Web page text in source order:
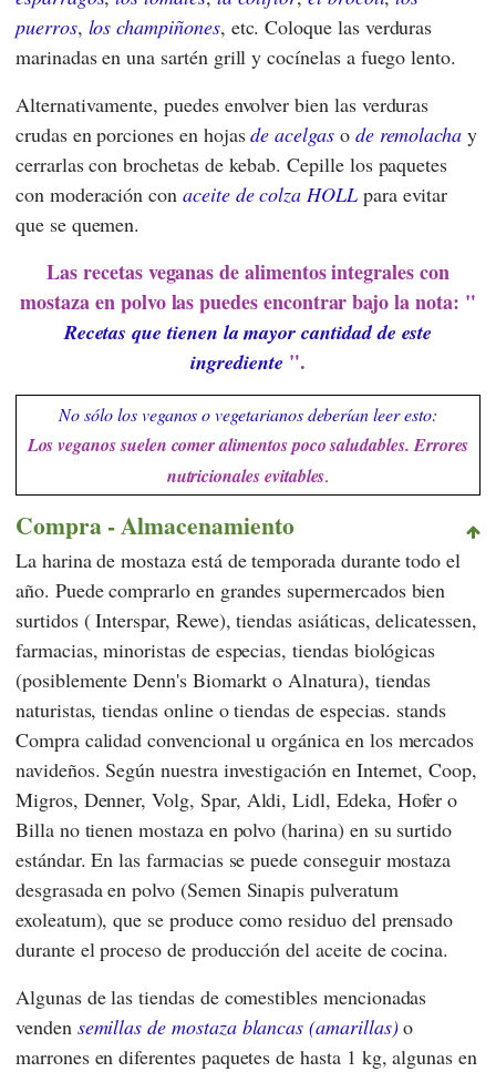
puerros, los champiñones, etc. Coloque las verduras
marinadas en una sartén grill y cocínelas a fuego lento.
Alternativamente, puedes envolver bien las verduras
crudas en porciones en hojasde acelgaso de remolacha y
cerrarlas con brochetas de kebab. Cepille los paquetes
con moderación con aceite de colza HOLLpara evitar
que se quemen.
Las recetas veganas de alimentos integrales con
mostaza en polvo las puedes encontrar bajo la nota: "
Recetas que tienen la mayor cantidad de este
ingrediente ".
No sólo los veganos o vegetarianos deberían leer esto:
Los veganos suelen comer alimentos poco saludables. Errores
nutricionales evitables.
Compra - Almacenamiento
La harina de mostaza está de temporada durante todo el
año. Puede comprarlo en grandes supermercados bien
surtidos (Interspar, Rewe), tiendas asiáticas, delicatessen,
farmacias, minoristas de especias, tiendas biológicas
(posiblementeDenn's Biomarkt oAlnatura), tiendas
naturistas, tiendas online o tiendas de especias. stands
Compra calidad convencional u orgánica en los mercados
navideños. Según nuestra investigación en Internet,Coop,
Migros, Denner,Volg, Spar, Aldi,Lidl, Edeka, Hofer o
Billano tienen mostaza en polvo (harina) en su surtido
estándar. En las farmacias se puede conseguir mostaza
desgrasada en polvo (Semen Sinapis pulveratum
exoleatum), que se produce como residuo del prensado
durante el proceso de producción del aceite de cocina.
Algunas de las tiendas de comestibles mencionadas
venden semillas de mostaza blancas (amarillas)o
marrones en diferentes paquetes de hasta 1 kg, algunas en